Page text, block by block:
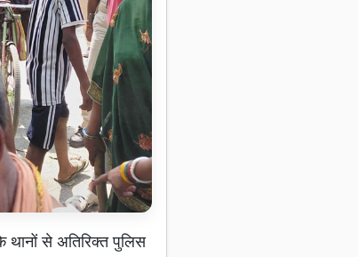
से अतिरिक्त पुलिस